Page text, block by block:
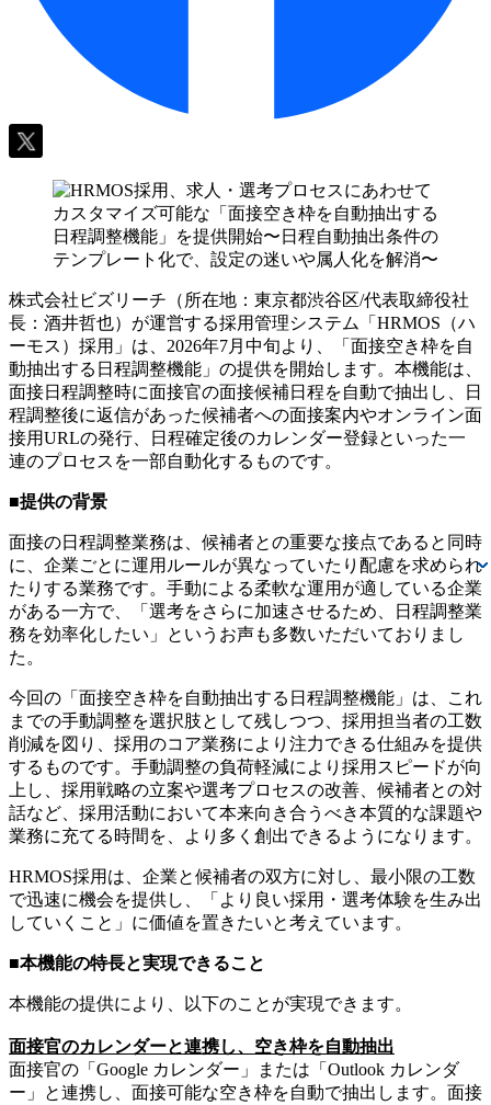
株式会社ビズリーチ（所在地：東京都渋谷区/代表取締役社
長：酒井哲也）が運営する採用管理システム「HRMOS（ハ
ーモス）採用」は、2026年7月中旬より、「面接空き枠を自
動抽出する日程調整機能」の提供を開始します。本機能は、
面接日程調整時に面接官の面接候補日程を自動で抽出し、日
程調整後に返信があった候補者への面接案内やオンライン面
接用URLの発行、日程確定後のカレンダー登録といった一
連のプロセスを一部自動化するものです。
■提供の背景
面接の日程調整業務は、候補者との重要な接点であると同時
に、企業ごとに運用ルールが異なっていたり配慮を求められ
たりする業務です。手動による柔軟な運用が適している企業
がある一方で、「選考をさらに加速させるため、日程調整業
務を効率化したい」というお声も多数いただいておりまし
た。
今回の「面接空き枠を自動抽出する日程調整機能」は、これ
までの手動調整を選択肢として残しつつ、採用担当者の工数
削減を図り、採用のコア業務により注力できる仕組みを提供
するものです。手動調整の負荷軽減により採用スピードが向
上し、採用戦略の立案や選考プロセスの改善、候補者との対
話など、採用活動において本来向き合うべき本質的な課題や
業務に充てる時間を、より多く創出できるようになります。
HRMOS採用は、企業と候補者の双方に対し、最小限の工数
で迅速に機会を提供し、「より良い採用・選考体験を生み出
していくこと」に価値を置きたいと考えています。
■本機能の特長と実現できること
本機能の提供により、以下のことが実現できます。
面接官のカレンダーと連携し、空き枠を自動抽出
面接官の「Google カレンダー」または「Outlook カレンダ
ー」と連携し、面接可能な空き枠を自動で抽出します。面接